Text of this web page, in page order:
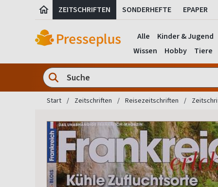
ZEITSCHRIFTEN SONDERHEFTE EPAPER
Alle Kinder & Jugend
Wissen
Hobby Tiere
Start Zeitschriften Reisezeitschriften